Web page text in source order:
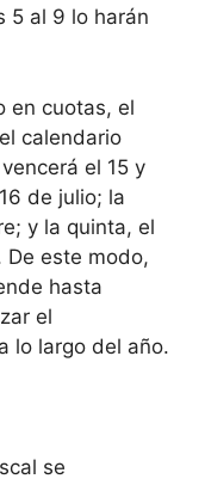
5 al 9 lo harán
en cuotas, el
calendario
el 15 y
de julio; la
y la quinta, el
De este modo,
hasta
el
lo largo del año.
se